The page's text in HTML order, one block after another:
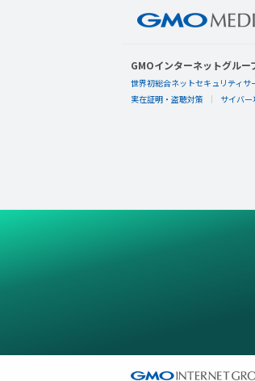
GMOインターネットグル
世界初総合ネットセキュリティサ
実在証明・盗聴対策
サイバー